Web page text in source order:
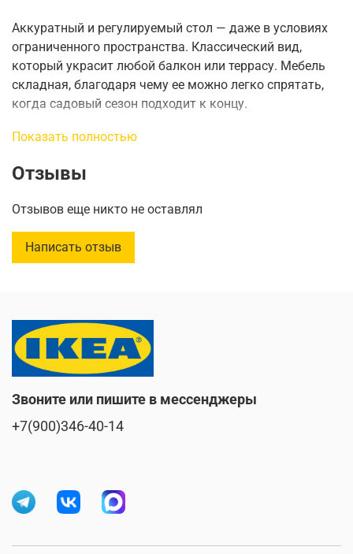
Аккуратный и регулируемый стол — даже в условиях
ограниченного пространства. Классический вид,
который украсит любой балкон или террасу. Мебель
складная, благодаря чему ее можно легко спрятать,
когда садовый сезон подходит к концу.
Длина :55 см
Высота:70 см
Показать полностью
Отзывы
Отзывов еще никто не оставлял
Написать отзыв
Звоните или пишите в мессенджеры
+7(900)346-40-14